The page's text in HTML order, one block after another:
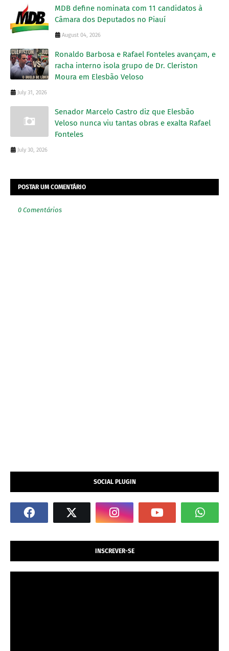
MDB define nominata com 11 candidatos à
Câmara dos Deputados no Piauí
August 04, 2026
Ronaldo Barbosa e Rafael Fonteles avançam, e
racha interno isola grupo de Dr. Cleriston
Moura em Elesbão Veloso
July 31, 2026
Senador Marcelo Castro diz que Elesbão
Veloso nunca viu tantas obras e exalta Rafael
Fonteles
July 30, 2026
POSTAR UM COMENTÁRIO
0 Comentários
SOCIAL PLUGIN
INSCREVER-SE